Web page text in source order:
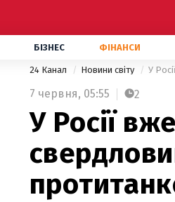
БІЗНЕС ФІНАНСИ
24 Канал Новини світу У
7 червня, 05:55 2
У Росії